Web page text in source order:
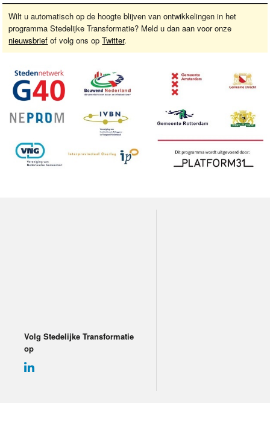
Wilt u automatisch op de hoogte blijven van ontwikkelingen in het
programma Stedelijke Transformatie? Meld u dan aan voor onze
nieuwsbrief of volg ons opTwitter.
Volg Stedelijke Transformatie
op